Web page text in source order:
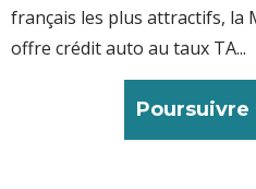
français les plus attractifs, la
offre crédit auto au taux TA...
Poursuivre